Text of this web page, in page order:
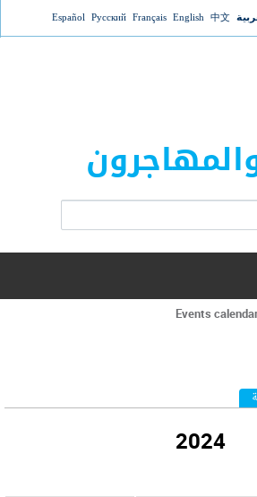
Jump to navigation
中文
English
Français
Русский
Español
Events
(علامة التبويب النشطة)
2024